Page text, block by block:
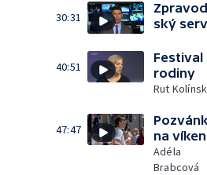
30:31
ský
40:51
Festival
rodiny
Rut
47:47
na
Adéla
Brabcová